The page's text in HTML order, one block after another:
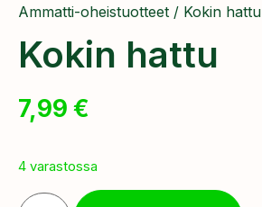
Ammatti-oheistuotteet / Kokin hattu
Kokin hattu
7,99 €
4 varastossa